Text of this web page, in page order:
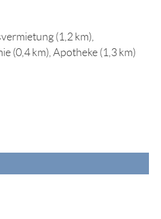
(1,2 km),
(0,4 km), Apotheke (1,3 km)